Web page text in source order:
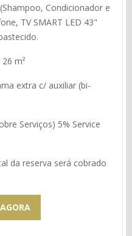
Condicionador e
TV SMART LED 43"
26 m²
extra c/ auxiliar (bi-
Serviços) 5% Service
da reserva será cobrado